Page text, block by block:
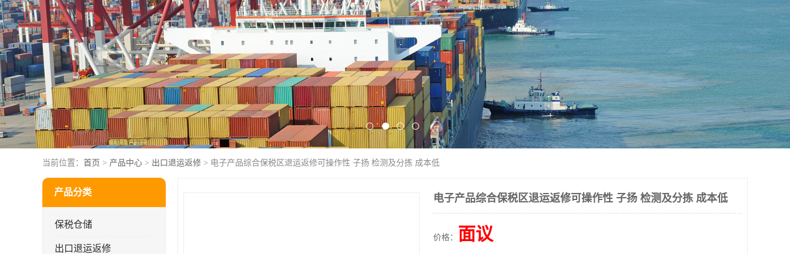
当前位置： 首页 > 产品中心 > 出口退运返修 > 电子产品综合保税区退运返修可操作性 子扬 检测及分拣 成本低
产品分类
保税仓储
出口退运返修
电子产品综合保税区退运返修可操作性 子扬 检测及分拣 成本低
价格： 面议